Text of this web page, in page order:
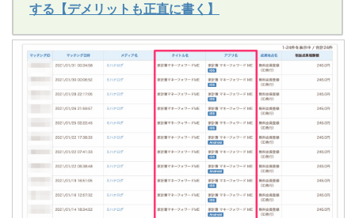
する【デメリットも正直に書く】